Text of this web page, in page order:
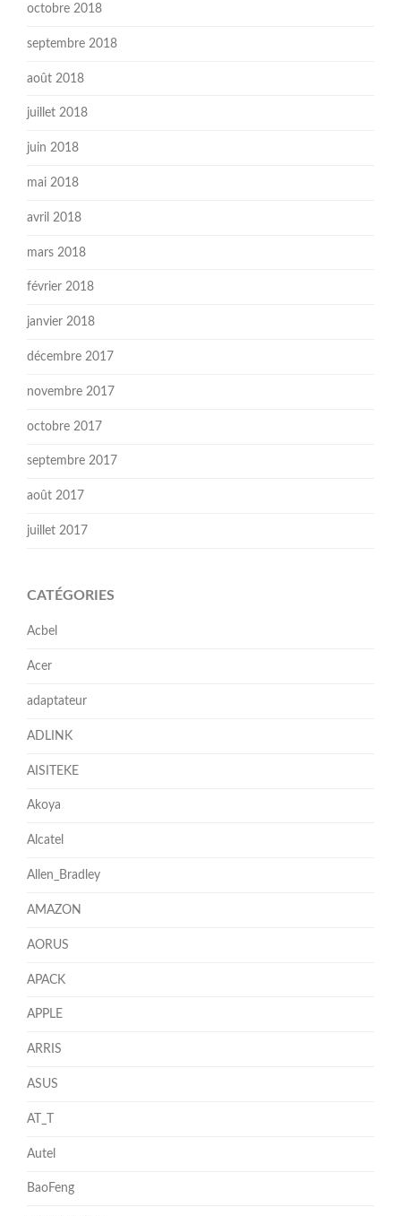
octobre 2018
septembre 2018
août 2018
juillet 2018
juin 2018
mai 2018
avril 2018
mars 2018
février 2018
janvier 2018
décembre 2017
novembre 2017
octobre 2017
septembre 2017
août 2017
juillet 2017
CATÉGORIES
Acbel
Acer
adaptateur
ADLINK
AISITEKE
Akoya
Alcatel
Allen_Bradley
AMAZON
AORUS
APACK
APPLE
ARRIS
ASUS
AT_T
Autel
BaoFeng